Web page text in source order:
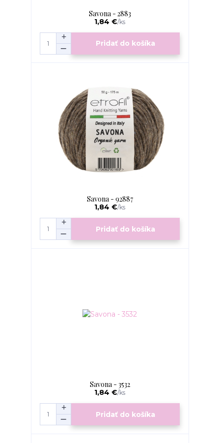
Savona - 2883
1,84 €/ks
Pridať do košíka
Savona - 92887
1,84 €/ks
Pridať do košíka
Savona - 3532
1,84 €/ks
Pridať do košíka